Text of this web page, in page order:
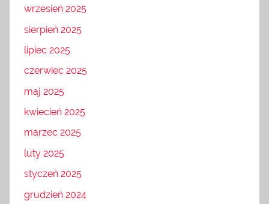
wrzesień 2025
sierpień 2025
lipiec 2025
czerwiec 2025
maj 2025
kwiecień 2025
marzec 2025
luty 2025
styczeń 2025
grudzień 2024